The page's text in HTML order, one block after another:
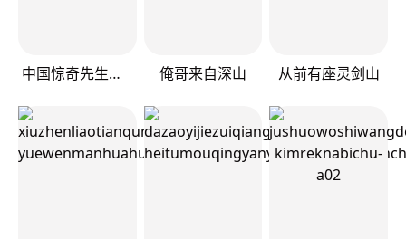
中国惊奇先生（神鬼七杀令） 俺哥来自深山 从前有座灵剑山